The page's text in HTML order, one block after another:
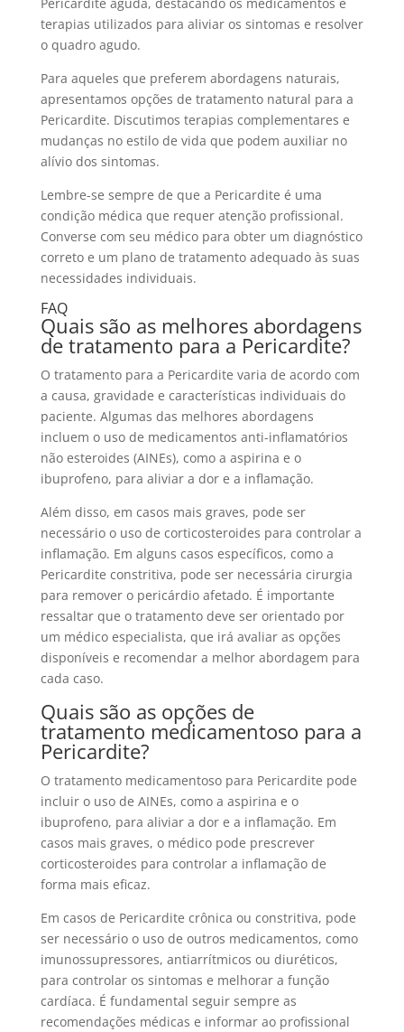
terapias utilizados para aliviar os sintomas e resolver
o quadro agudo.
Para aqueles que preferem abordagens naturais,
apresentamos opções de tratamento natural para a
Pericardite. Discutimos terapias complementares e
mudanças no estilo de vida que podem auxiliar no
alívio dos sintomas.
Lembre-se sempre de que a Pericardite é uma
condição médica que requer atenção profissional.
Converse com seu médico para obter um diagnóstico
correto e um plano de tratamento adequado às suas
necessidades individuais.
FAQ
Quais são as melhores abordagens
de tratamento para a Pericardite?
O tratamento para a Pericardite varia de acordo com
a causa, gravidade e características individuais do
paciente. Algumas das melhores abordagens
incluem o uso de medicamentos anti-inflamatórios
não esteroides (AINEs), como a aspirina e o
ibuprofeno, para aliviar a dor e a inflamação.
Além disso, em casos mais graves, pode ser
necessário o uso de corticosteroides para controlar a
inflamação. Em alguns casos específicos, como a
Pericardite constritiva, pode ser necessária cirurgia
para remover o pericárdio afetado. É importante
ressaltar que o tratamento deve ser orientado por
um médico especialista, que irá avaliar as opções
disponíveis e recomendar a melhor abordagem para
cada caso.
Quais são as opções de
tratamento medicamentoso para a
Pericardite?
O tratamento medicamentoso para Pericardite pode
incluir o uso de AINEs, como a aspirina e o
ibuprofeno, para aliviar a dor e a inflamação. Em
casos mais graves, o médico pode prescrever
corticosteroides para controlar a inflamação de
forma mais eficaz.
Em casos de Pericardite crônica ou constritiva, pode
ser necessário o uso de outros medicamentos, como
imunossupressores, antiarrítmicos ou diuréticos,
para controlar os sintomas e melhorar a função
cardíaca. É fundamental seguir sempre as
recomendações médicas e informar ao profissional